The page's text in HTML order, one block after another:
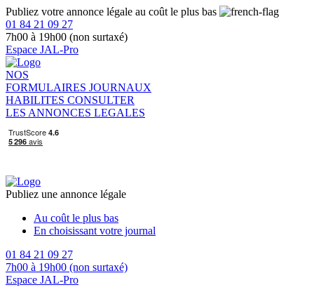
Publiez votre annonce légale au coût le plus bas
01 84 21 09 27
7h00 à 19h00 (non surtaxé)
Espace JAL-Pro
NOS
FORMULAIRES JOURNAUX
HABILITES CONSULTER
LES ANNONCES LEGALES
Publiez une annonce légale
Au coût le plus bas
En choisissant votre journal
01 84 21 09 27
7h00 à 19h00 (non surtaxé)
Espace JAL-Pro